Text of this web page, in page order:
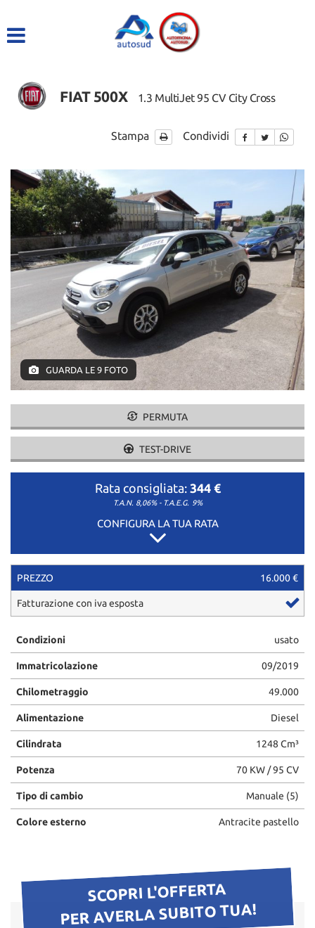
ACQUISTIAMO USATO
DICONO DI NOI
CONTATTI
FIAT 500X 1.3 MultiJet 95 CV City Cross
Stampa Condividi
GUARDA LE 9 FOTO
PERMUTA
TEST-DRIVE
Rata consigliata: 344 €
T.A.N. 8,06% - T.A.E.G. 9%
CONFIGURA LA TUA RATA
PREZZO 16.000 €
Fatturazione con iva esposta
Condizioni usato
Immatricolazione 09/2019
Chilometraggio 49.000
Alimentazione Diesel
Cilindrata 1248 Cm³
Potenza 70 KW / 95 CV
Tipo di cambio Manuale (5)
Colore esterno Antracite pastello
SCOPRI L'OFFERTA
PER AVERLA SUBITO TUA!